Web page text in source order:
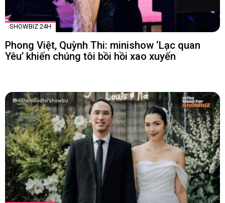
SHOWBIZ 24H
Phong Việt, Quỳnh Thi: minishow ‘Lạc quan
Yêu’ khiến chúng tôi bồi hồi xao xuyến